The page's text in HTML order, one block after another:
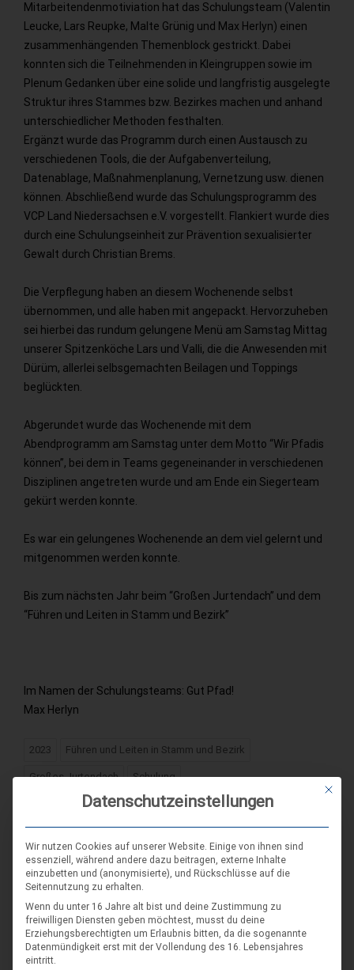
Mitarbeitendenmotiviation hat das Schulungsteam (Valentin
Leucke, Lars Reupke, Malte Grünig und Max Herlyn) einen
zusammenhängenden Themenblock gestrickt. Dabei
konnten sich die Teilnehmenden in Kleingruppen sowie im
Plenum Gedanken über eine solide und langfristig ausgelegte
Struktur ihres Stammes bzw. Bezirkes machen und anhand
unterschiedlicher Methoden festhalten.
Ergänzt wurde das Programm durch einen Austausch zu
verschiedenen Tools, die der Aufgabenverteilung,
Datenablage, Maßnahmenplanung, Vernetzung usw. dienen
können. Abschließend wurde das Schulungsprogramm des
VCP Land Niedersachsen e.V. vorgestellt. Flankiert wurde dies
durch eine Schulungseinheit zur Prävention sexualisierter
Gewalt durch Christian Brems.
Die Verpflegung haben an diesem Wochenende selbst
übernommen, und alle haben mit angepackt. Hervorzuheben
sei hierbei das rundum gelungene Menü am Samstag Mittag
unserer Spitzenköche Lars und Valli, die die Anwesenden mit
Dürüm, allerlei selbsgemachten Beilagen und Toppings
beglückten.
Abgerundet wurde das Wochenende mit dem
Abendprogramm am Samstag unter dem Motto “Wir Pfadis
können”, bei dem in Teams gegeneinander in verschiedenen
Disziplinen angetreten wurde und am Ende ein Siegerteam
gekürt werden konnte.
Es war ein gelungenes Wochenende an dem viel gelernt und
mitgenommen werden konnte.
Bis zum nächsten Jahr beim “Großen Jurtendach” und dem
“Führen und Leiten in Stamm und Bezirk”
Im Namen der Schulungsteams: Gut Pfad!
Max Herlyn
2023 Führen und Leiten in Stamm und Bezirk
Großes Jurtendach Schulung
Hinterlasse einenKommentar
Mit
Datenschutzeinstellungen
Wir nutzen Cookies auf unserer Website. Einige von ihnen sind
essenziell, während andere dazu beitragen, externe Inhalte
einzubetten und (anonymisierte), und Rückschlüsse auf die
Seitennutzung zu erhalten.
Wenn du unter 16 Jahre alt bist und deine Zustimmung zu
freiwilligen Diensten geben möchtest, musst du deine
Erziehungsberechtigten um Erlaubnis bitten, da die sogenannte
Datenmündigkeit erst mit der Vollendung des 16. Lebensjahres
eintritt.